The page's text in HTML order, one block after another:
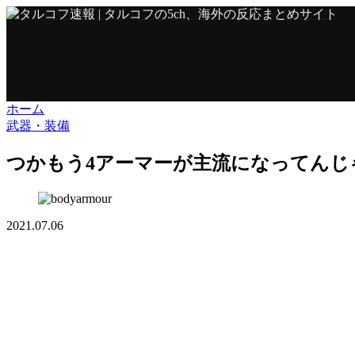
ホーム
武器・装備
つかもう4アーマーが主流になってんじ
2021.07.06